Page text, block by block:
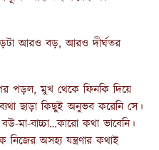
আরও বড়, আরও দীর্ঘতর
পড়ল, মুখ থেকে ফিনকি দিয়ে
ছাড়া কিছুই অনুভব করেনি সে।
মা-বাচ্চা…কারো কথা ভাবেনি।
নিজের অসহ্য যন্ত্রণার কথাই